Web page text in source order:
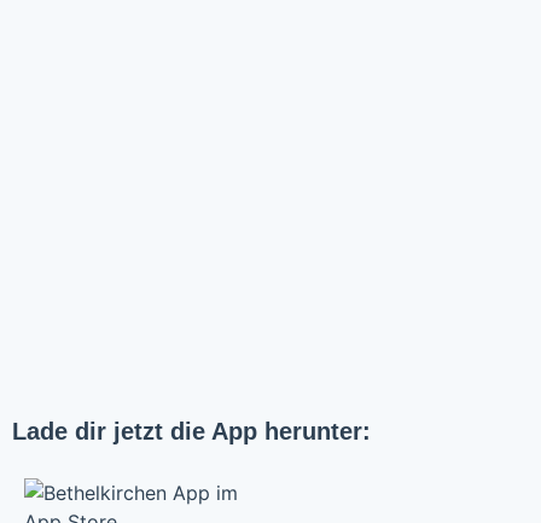
Lade dir jetzt die App herunter: